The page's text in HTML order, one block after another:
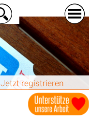
Jetzt registrieren